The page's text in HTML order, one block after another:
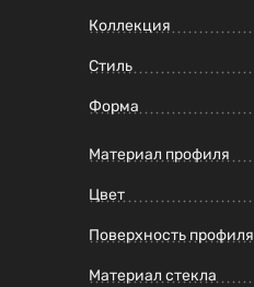
Коллекция
Стиль
Форма
Материал профиля
Цвет
Поверхность профиля
Материал стекла